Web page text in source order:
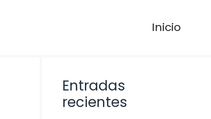
Inicio
Entradas
recientes